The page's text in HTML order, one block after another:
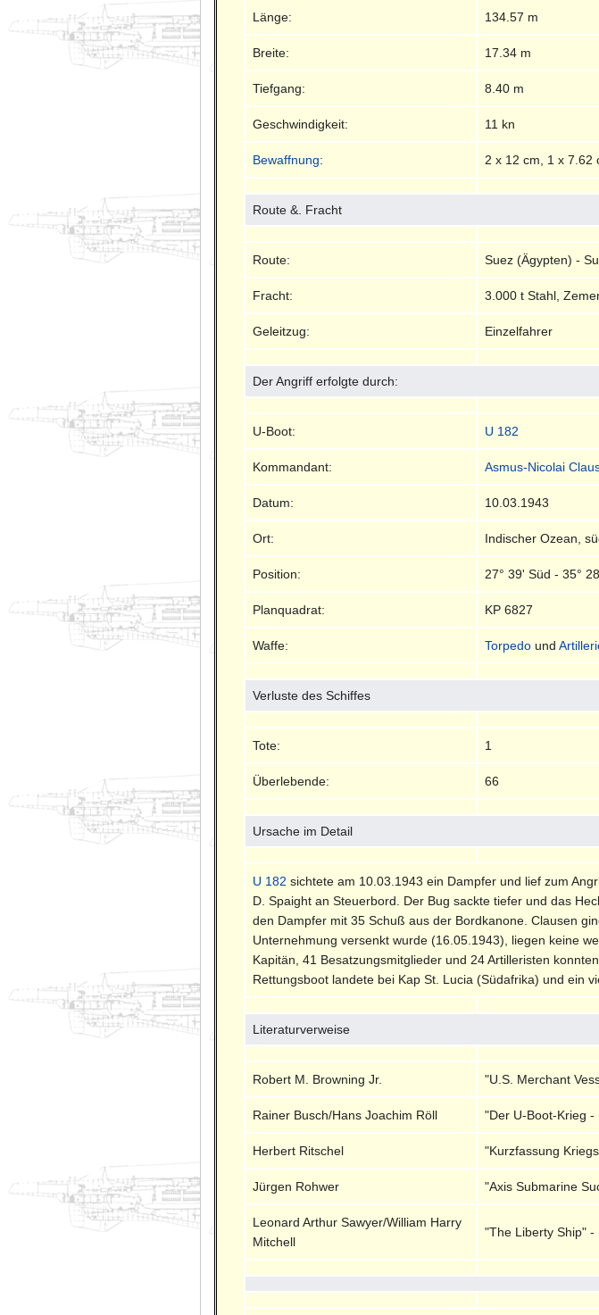
Länge: 134.57 m
Breite: 17.34 m
Tiefgang: 8.40 m
Geschwindigkeit: 11 kn
Bewaffnung: 2 x 12 cm, 1 x 7.62
Route &. Fracht
Route: Suez (Ägypten) -
Fracht: 3.000 t Stahl,
Geleitzug: Einzelfahrer
Der Angriff erfolgte durch:
U-Boot: U 182
Kommandant: Asmus-Nicolai
Datum: 10.03.1943
Ort: Indischer Ozean,
Position: 27° 39' Süd - 35°
Planquadrat: KP 6827
Waffe: Torpedo und
Verluste des Schiffes
Tote: 1
Überlebende: 66
Ursache im Detail
U 182 sichtete am 10.03.1943 ein Dampfer und lief zum
D. Spaight an Steuerbord. Der Bug sackte tiefer und das
den Dampfer mit 35 Schuß aus der Bordkanone. Clausen
Unternehmung versenkt wurde (16.05.1943), liegen keine
Kapitän, 41 Besatzungsmitglieder und 24 Artilleristen
Rettungsboot landete bei Kap St. Lucia (Südafrika) und ein
Literaturverweise
Robert M. Browning Jr. "U.S. Merchant
Rainer Busch/Hans Joachim Röll "Der U-Boot-Krieg
Herbert Ritschel "Kurzfassung
Jürgen Rohwer "Axis Submarine
Leonard Arthur Sawyer/William Harry
Mitchell
"The Liberty Ship" -